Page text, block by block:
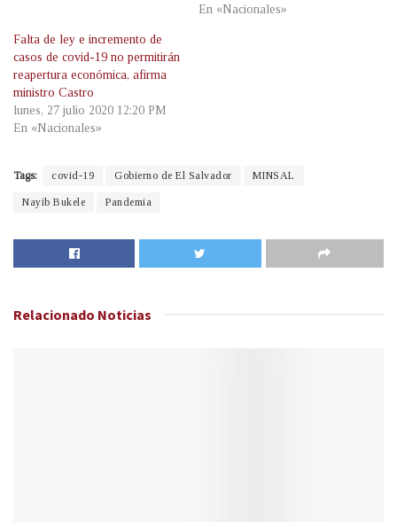
En «Nacionales»
Falta de ley e incremento de
casos de covid-19 no permitirán
reapertura económica, afirma
ministro Castro
lunes, 27 julio 2020 12:20 PM
En «Nacionales»
Tags: covid-19 Gobierno de El Salvador MINSAL
Nayib Bukele Pandemia
Relacionado Noticias